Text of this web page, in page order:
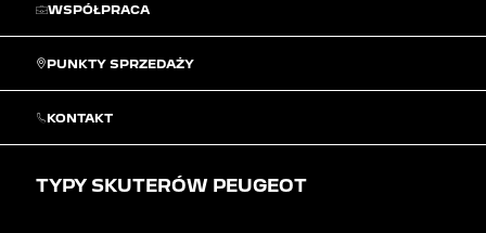
WSPÓŁPRACA
PUNKTY SPRZEDAŻY
KONTAKT
TYPY SKUTERÓW PEUGEOT